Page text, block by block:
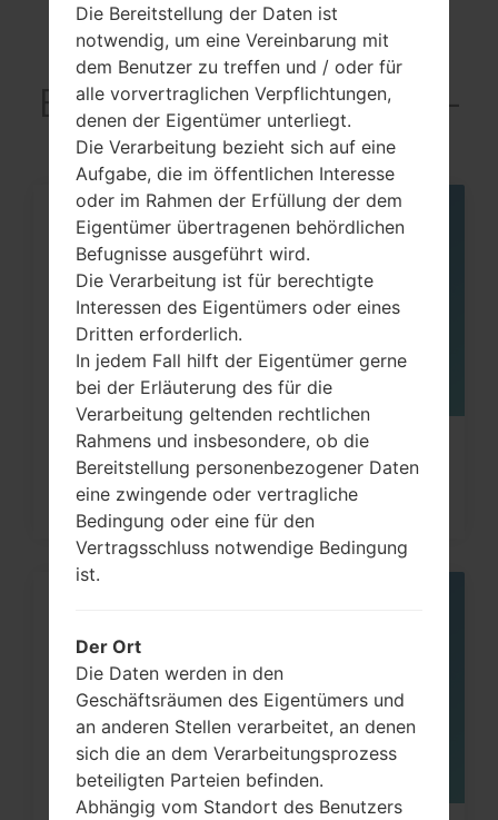
Articles LGGT-
E1190C(Samsung GT-
E1190C)
Wie kann man die
Werkseinstellungen durch Code au
Samsung...
Die Bereitstellung der Daten ist
notwendig, um eine Vereinbarung mit
dem Benutzer zu treffen und / oder für
alle vorvertraglichen Verpflichtungen,
denen der Eigentümer unterliegt.
Die Verarbeitung bezieht sich auf eine
Aufgabe, die im öffentlichen Interesse
oder im Rahmen der Erfüllung der dem
Eigentümer übertragenen behördlichen
Befugnisse ausgeführt wird.
Die Verarbeitung ist für berechtigte
Interessen des Eigentümers oder eines
Dritten erforderlich.
In jedem Fall hilft der Eigentümer gerne
bei der Erläuterung des für die
Verarbeitung geltenden rechtlichen
Rahmens und insbesondere, ob die
Bereitstellung personenbezogener Daten
eine zwingende oder vertragliche
Bedingung oder eine für den
Vertragsschluss notwendige Bedingung
ist.
Der Ort
Die Daten werden in den
Geschäftsräumen des Eigentümers und
an anderen Stellen verarbeitet, an denen
sich die an dem Verarbeitungsprozess
beteiligten Parteien befinden.
Abhängig vom Standort des Benutzers